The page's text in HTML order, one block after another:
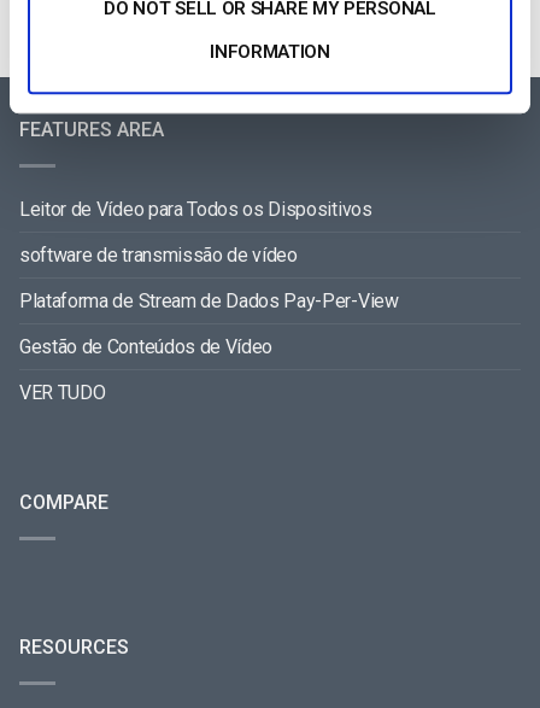
DO NOT SELL OR SHARE MY PERSONAL
INFORMATION
FEATURES AREA
Leitor de Vídeo para Todos os Dispositivos
software de transmissão de vídeo
Plataforma de Stream de Dados Pay-Per-View
Gestão de Conteúdos de Vídeo
VER TUDO
COMPARE
RESOURCES